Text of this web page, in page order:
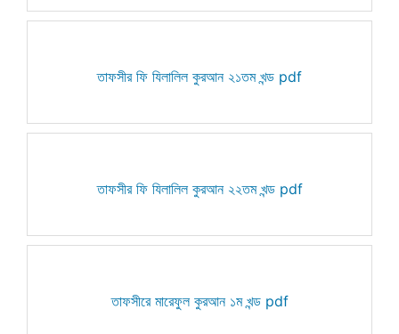
তাফসীর ফি যিলালিল কুরআন ২১তম খন্ড pdf
তাফসীর ফি যিলালিল কুরআন ২২তম খন্ড pdf
তাফসীরে মারেফুল কুরআন ১ম খন্ড pdf